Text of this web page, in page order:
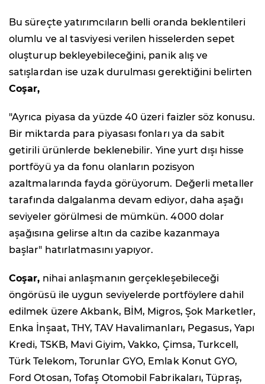
Bu süreçte yatırımcıların belli oranda beklentileri
olumlu ve al tasviyesi verilen hisselerden sepet
oluşturup bekleyebileceğini, panik alış ve
satışlardan ise uzak durulması gerektiğini belirten
Coşar,
"Ayrıca piyasa da yüzde 40 üzeri faizler söz konusu.
Bir miktarda para piyasası fonları ya da sabit
getirili ürünlerde beklenebilir. Yine yurt dışı hisse
portföyü ya da fonu olanların pozisyon
azaltmalarında fayda görüyorum. Değerli metaller
tarafında dalgalanma devam ediyor, daha aşağı
seviyeler görülmesi de mümkün. 4000 dolar
aşağısına gelirse altın da cazibe kazanmaya
başlar" hatırlatmasını yapıyor.
Coşar, nihai anlaşmanın gerçekleşebileceği
öngörüsü ile uygun seviyelerde portföylere dahil
edilmek üzere Akbank, BİM, Migros, Şok Marketler,
Enka İnşaat, THY, TAV Havalimanları, Pegasus, Yapı
Kredi, TSKB, Mavi Giyim, Vakko, Çimsa, Turkcell,
Türk Telekom, Torunlar GYO, Emlak Konut GYO,
Ford Otosan, Tofaş Otomobil Fabrikaları, Tüpraş,